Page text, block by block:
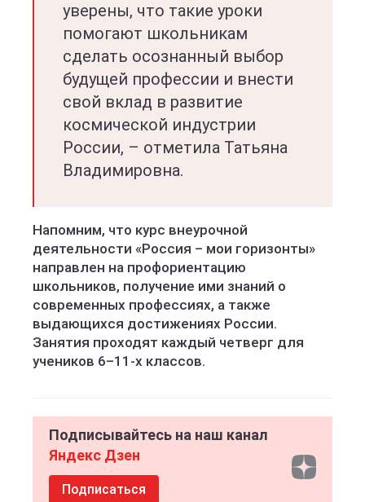
уверены, что такие уроки
помогают школьникам
сделать осознанный выбор
будущей профессии и внести
свой вклад в развитие
космической индустрии
России, – отметила Татьяна
Владимировна.
Напомним, что курс внеурочной
деятельности «Россия – мои горизонты»
направлен на профориентацию
школьников, получение ими знаний о
современных профессиях, а также
выдающихся достижениях России.
Занятия проходят каждый четверг для
учеников 6–11-х классов.
Подписывайтесь на наш канал
Яндекс Дзен
Подписаться